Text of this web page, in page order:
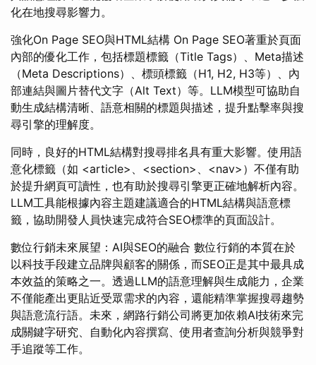
化在地搜尋影響力。
強化On Page SEO與HTML結構 On Page SEO著重於頁面
內部的優化工作，包括標題標籤（Title Tags）、Meta描述
（Meta Descriptions）、標頭標籤（H1, H2, H3等）、內
部連結與圖片替代文字（Alt Text）等。LLM模型可協助自
動生成結構清晰、語意相關的標題與描述，提升點擊率與搜
尋引擎的理解度。
同時，良好的HTML結構對搜尋排名具有重大影響。使用語
意化標籤（如 <article>、<section>、<nav>）不僅有助
於提升網頁可讀性，也有助於搜尋引擎更正確地解析內容。
LLM工具能根據內容主題建議適合的HTML結構與語意標
籤，協助開發人員快速完成符合SEO標準的頁面設計。
數位行銷未來展望：AI與SEO的融合 數位行銷的本質在於
以科技手段建立品牌與顧客的關係，而SEO正是其中最具成
本效益的策略之一。透過LLM的語意理解與生成能力，企業
不僅能產出更貼近受眾需求的內容，還能精準掌握搜尋趨勢
與語意流行語。未來，網路行銷公司將更加依賴AI技術來完
成關鍵字研究、自動化內容撰寫、使用者查詢分析與競爭對
手追蹤等工作。